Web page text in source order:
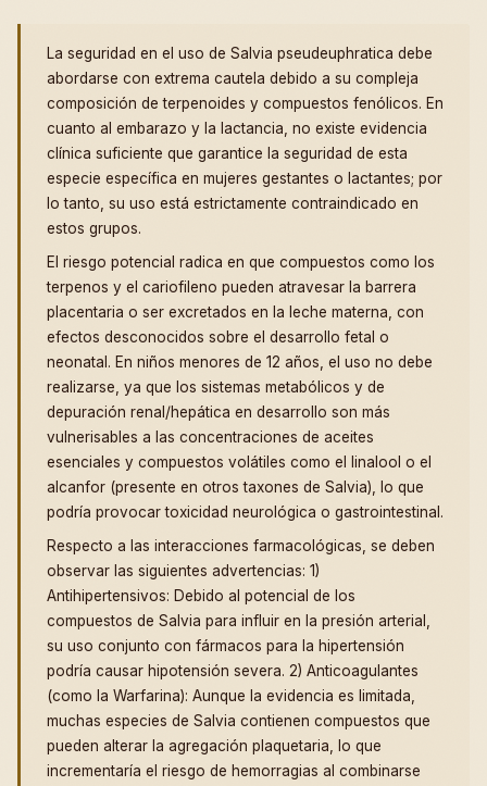
La seguridad en el uso de Salvia pseudeuphratica debe
abordarse con extrema cautela debido a su compleja
composición de terpenoides y compuestos fenólicos. En
cuanto al embarazo y la lactancia, no existe evidencia
clínica suficiente que garantice la seguridad de esta
especie específica en mujeres gestantes o lactantes; por
lo tanto, su uso está estrictamente contraindicado en
estos grupos.
El riesgo potencial radica en que compuestos como los
terpenos y el cariofileno pueden atravesar la barrera
placentaria o ser excretados en la leche materna, con
efectos desconocidos sobre el desarrollo fetal o
neonatal. En niños menores de 12 años, el uso no debe
realizarse, ya que los sistemas metabólicos y de
depuración renal/hepática en desarrollo son más
vulnerisables a las concentraciones de aceites
esenciales y compuestos volátiles como el linalool o el
alcanfor (presente en otros taxones de Salvia), lo que
podría provocar toxicidad neurológica o gastrointestinal.
Respecto a las interacciones farmacológicas, se deben
observar las siguientes advertencias: 1)
Antihipertensivos: Debido al potencial de los
compuestos de Salvia para influir en la presión arterial,
su uso conjunto con fármacos para la hipertensión
podría causar hipotensión severa. 2) Anticoagulantes
(como la Warfarina): Aunque la evidencia es limitada,
muchas especies de Salvia contienen compuestos que
pueden alterar la agregación plaquetaria, lo que
incrementaría el riesgo de hemorragias al combinarse